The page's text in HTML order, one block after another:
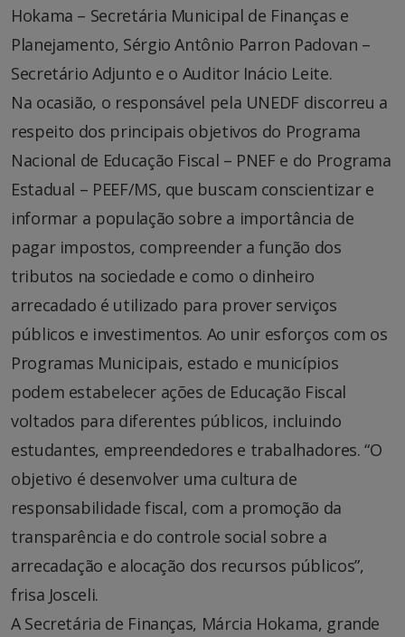
Hokama – Secretária Municipal de Finanças e
Planejamento, Sérgio Antônio Parron Padovan –
Secretário Adjunto e o Auditor Inácio Leite.
Na ocasião, o responsável pela UNEDF discorreu a
respeito dos principais objetivos do Programa
Nacional de Educação Fiscal – PNEF e do Programa
Estadual – PEEF/MS, que buscam conscientizar e
informar a população sobre a importância de
pagar impostos, compreender a função dos
tributos na sociedade e como o dinheiro
arrecadado é utilizado para prover serviços
públicos e investimentos. Ao unir esforços com os
Programas Municipais, estado e municípios
podem estabelecer ações de Educação Fiscal
voltados para diferentes públicos, incluindo
estudantes, empreendedores e trabalhadores. “O
objetivo é desenvolver uma cultura de
responsabilidade fiscal, com a promoção da
transparência e do controle social sobre a
arrecadação e alocação dos recursos públicos”,
frisa Josceli.
A Secretária de Finanças, Márcia Hokama, grande